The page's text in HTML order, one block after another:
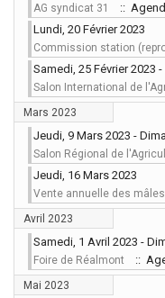
AG syndicat 31
::
Lundi, 20 Février 2023
Commission station
Samedi, 25 Février 2023
Salon International de
Mars 2023
Jeudi, 9 Mars 2023 -
Salon Régional de
Jeudi, 16 Mars 2023
Vente annuelle des
Avril 2023
Samedi, 1 Avril 2023 -
Foire de Réalmont ::
Mai 2023